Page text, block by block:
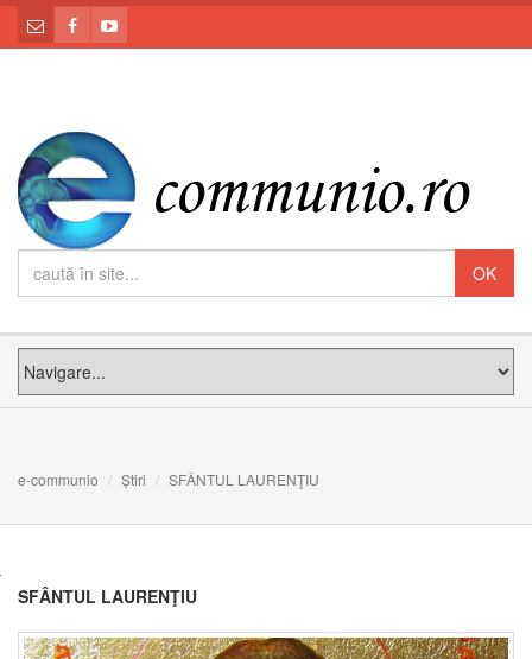
e-communio Știri SFÂNTUL LAURENŢIU
SFÂNTUL LAURENŢIU